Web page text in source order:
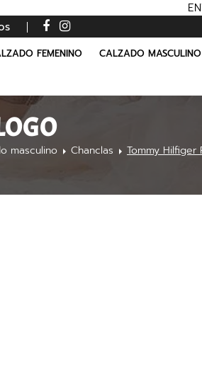
FEMENINO CALZADO MASCULINO
masculino Chanclas Tommy Hilfiger